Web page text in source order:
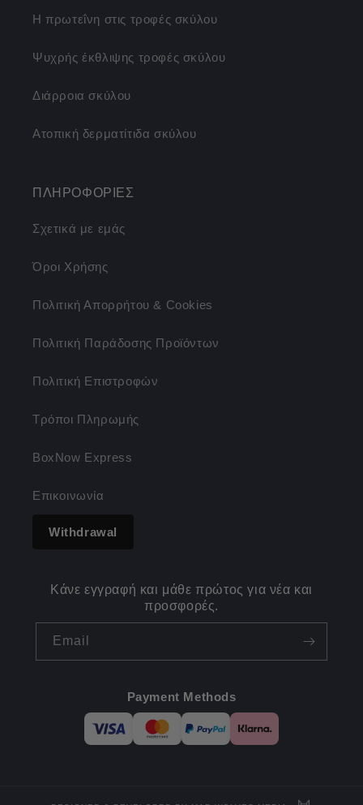
Η πρωτεΐνη στις τροφές σκύλου
Ψυχρής έκθλιψης τροφές σκύλου
Διάρροια σκύλου
Ατοπική δερματίτιδα σκύλου
ΠΛΗΡΟΦΟΡΙΕΣ
Σχετικά με εμάς
Όροι Χρήσης
Πολιτική Απορρήτου & Cookies
Πολιτική Παράδοσης Προϊόντων
Πολιτική Επιστροφών
Τρόποι Πληρωμής
BoxNow Express
Επικοινωνία
Withdrawal
Κάνε εγγραφή και μάθε πρώτος για νέα και
προσφορές.
Email
Payment Methods